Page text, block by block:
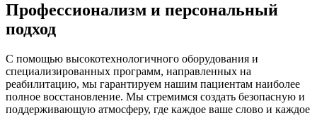
Профессионализм и персональный
подход
С помощью высокотехнологичного оборудования и
специализированных программ, направленных на
реабилитацию, мы гарантируем нашим пациентам наиболее
полное восстановление. Мы стремимся создать безопасную и
поддерживающую атмосферу, где каждое ваше слово и каждое